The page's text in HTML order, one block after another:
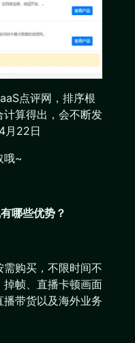
点评网，排序根
算得出，会不断发
月22日
哦~
哪些优势？
购买，不限时间不
帧、直播卡顿画面
带货以及海外业务